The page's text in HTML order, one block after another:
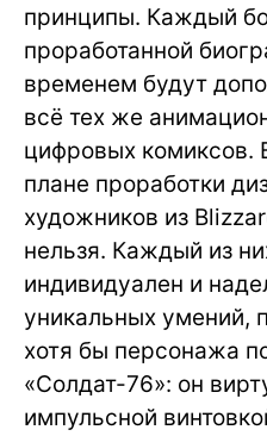
принципы. Каждый
проработанной
временем будут
всё тех же
цифровых комиксов.
плане проработки
художников из
нельзя. Каждый из
индивидуален и
уникальных умений,
хотя бы персонажа
«Солдат-76»: он
импульсной